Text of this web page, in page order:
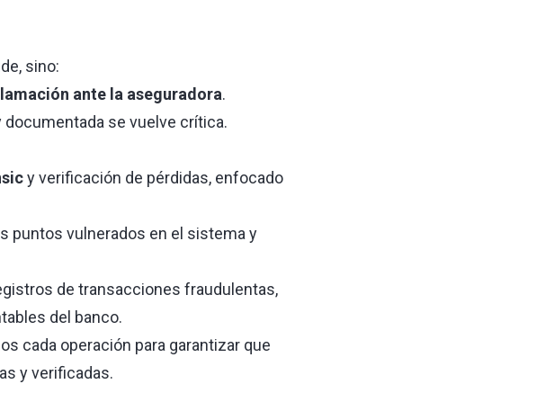
sino:
ante la aseguradora.
documentada se vuelve crítica.
y verificación de pérdidas, enfocado
puntos vulnerados en el sistema y
de transacciones fraudulentas,
del banco.
cada operación para garantizar que
y verificadas.